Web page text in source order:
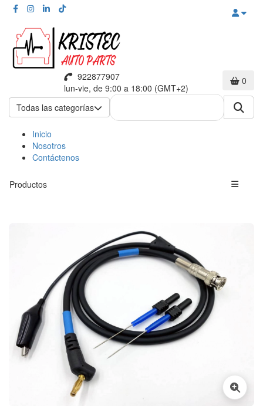
922877907
lun-vie, de 9:00 a 18:00 (GMT+2)
0
Todas las categorías
Inicio
Nosotros
Contáctenos
Productos